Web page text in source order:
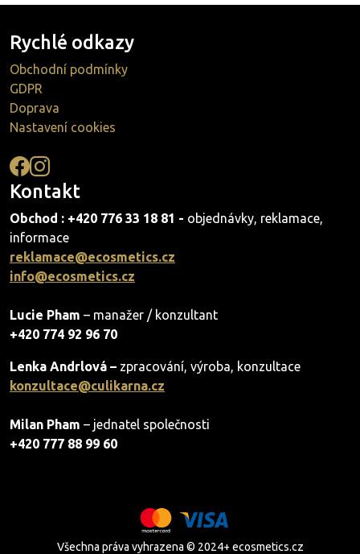
Rychlé odkazy
Obchodní podmínky
GDPR
Doprava
Nastavení cookies
Kontakt
Obchod : +420 776 33 18 81 - objednávky, reklamace,
informace
reklamace@ecosmetics.cz
info@ecosmetics.cz
Lucie Pham – manažer / konzultant
+420 774 92 96 70
Lenka Andrlová – zpracování, výroba, konzultace
konzultace@culikarna.cz
Milan Pham – jednatel společnosti
+420 777 88 99 60
Všechna práva vyhrazena © 2024+ ecosmetics.cz